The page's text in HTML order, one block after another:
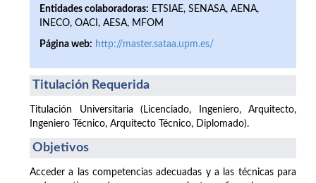
Entidades colaboradoras: ETSIAE, SENASA, AENA,
INECO, OACI, AESA, MFOM
Página web: http://master.sataa.upm.es/
Titulación Requerida
Titulación Universitaria (Licenciado, Ingeniero, Arquitecto,
Ingeniero Técnico, Arquitecto Técnico, Diplomado).
Objetivos
Acceder a las competencias adecuadas y a las técnicas para